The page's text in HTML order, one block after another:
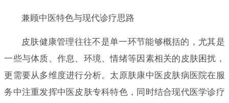
兼顾中医特色与现代诊疗思路
皮肤健康管理往往不是单一环节能够概括的，尤其是
一些与体质、作息、环境、情绪等因素相关的皮肤困扰，
更需要从多维度进行分析。太原肤康中医皮肤病医院在服
务中注重发挥中医皮肤专科特色，同时结合现代医学诊疗